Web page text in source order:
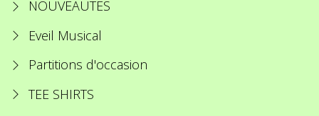
NOUVEAUTES
Eveil Musical
Partitions d'occasion
TEE SHIRTS